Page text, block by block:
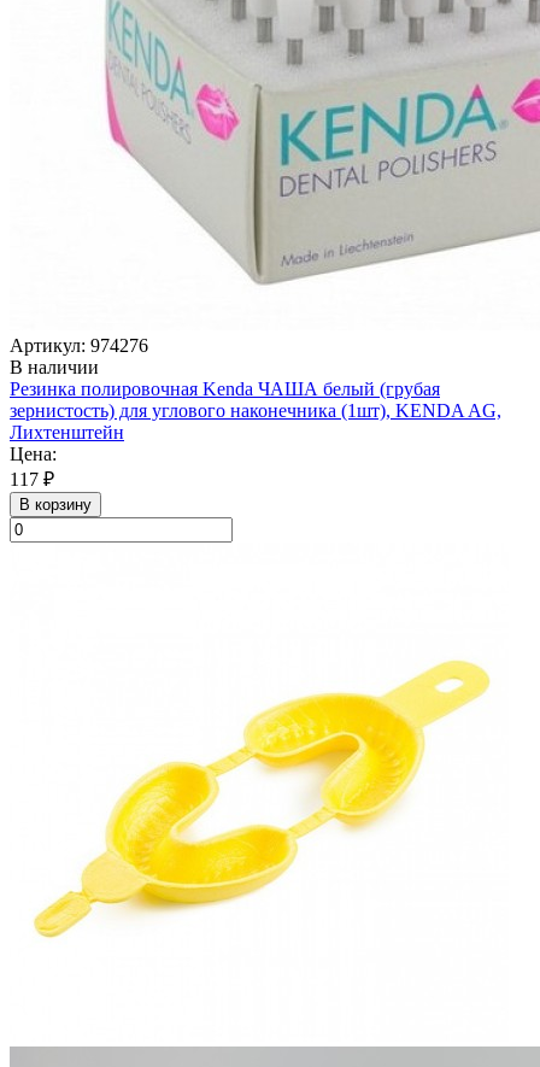
Артикул: 974276
В наличии
Резинка полировочная Kenda ЧАША белый (грубая
зернистость) для углового наконечника (1шт), KENDA AG,
Лихтенштейн
Цена:
117 ₽
В корзину